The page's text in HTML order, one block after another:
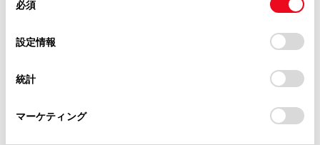
デバイスにすべてのCookie(クッキー)が保存されることに同
意したことになります。Cookie(クッキー)のオプトアウト、
設定の変更、同意を撤回したりするにあたっては、当社の
「Cookie（クッキー）情報の取り扱いについて
」をご覧くだ
必須
設定情報
統計
マーケティング